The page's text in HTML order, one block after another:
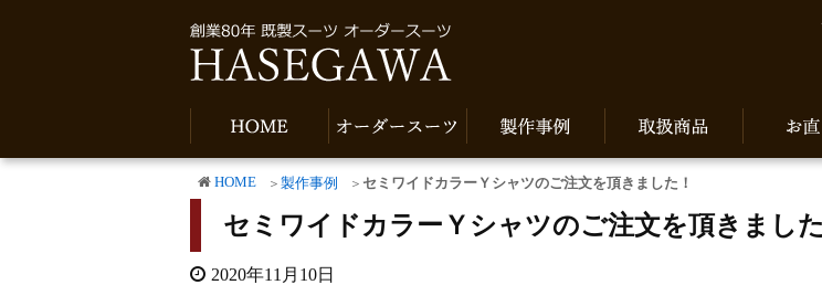
HOME 製作事例 セミワイドカラーＹシャツのご注文を頂きました！
セミワイドカラーＹシャツのご注文を頂きました
2020年11月10日